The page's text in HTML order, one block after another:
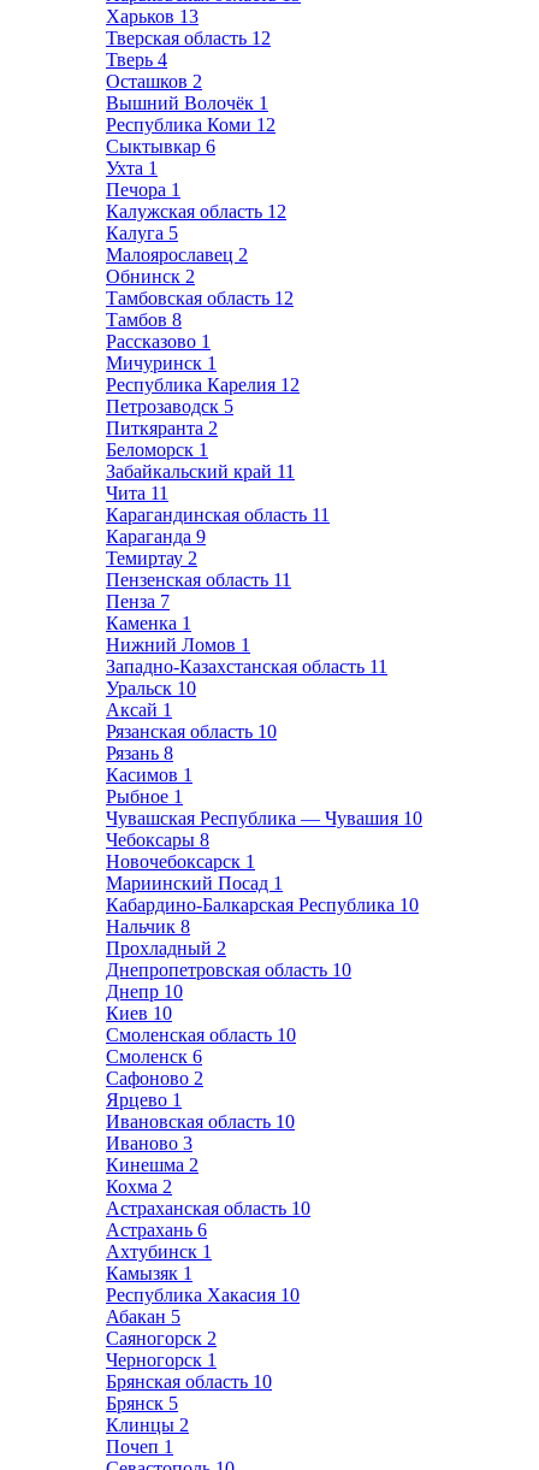
Харьков 13
Тверская область 12
Тверь 4
Осташков 2
Вышний Волочёк 1
Республика Коми 12
Сыктывкар 6
Ухта 1
Печора 1
Калужская область 12
Калуга 5
Малоярославец 2
Обнинск 2
Тамбовская область 12
Тамбов 8
Рассказово 1
Мичуринск 1
Республика Карелия 12
Петрозаводск 5
Питкяранта 2
Беломорск 1
Забайкальский край 11
Чита 11
Карагандинская область 11
Караганда 9
Темиртау 2
Пензенская область 11
Пенза 7
Каменка 1
Нижний Ломов 1
Западно-Казахстанская область 11
Уральск 10
Аксай 1
Рязанская область 10
Рязань 8
Касимов 1
Рыбное 1
Чувашская Республика — Чувашия 10
Чебоксары 8
Новочебоксарск 1
Мариинский Посад 1
Кабардино-Балкарская Республика 10
Нальчик 8
Прохладный 2
Днепропетровская область 10
Днепр 10
Киев 10
Смоленская область 10
Смоленск 6
Сафоново 2
Ярцево 1
Ивановская область 10
Иваново 3
Кинешма 2
Кохма 2
Астраханская область 10
Астрахань 6
Ахтубинск 1
Камызяк 1
Республика Хакасия 10
Абакан 5
Саяногорск 2
Черногорск 1
Брянская область 10
Брянск 5
Клинцы 2
Почеп 1